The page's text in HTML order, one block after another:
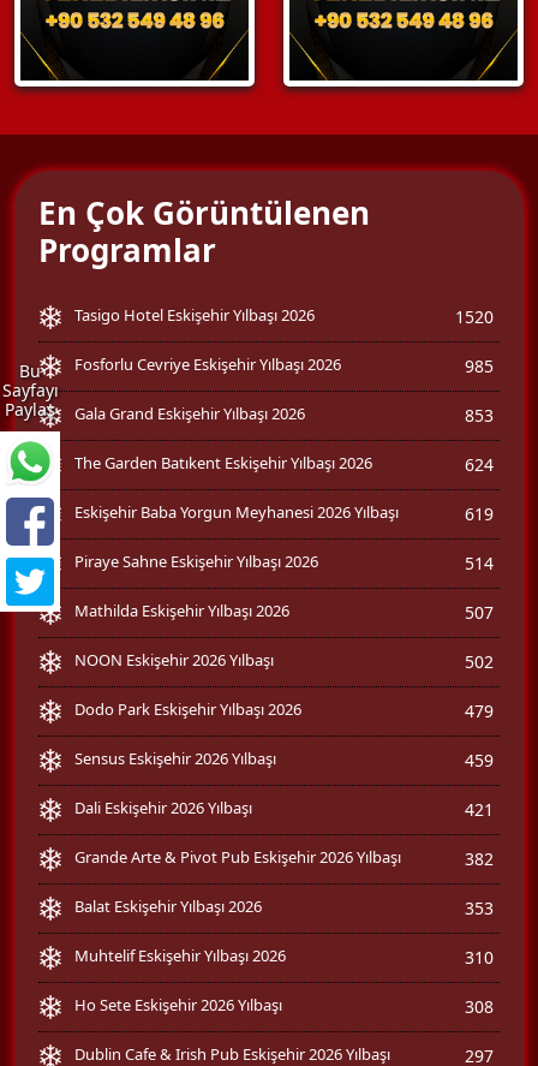
Bu
Sayfayı
Paylaş
En Çok Görüntülenen
Programlar
Tasigo Hotel Eskişehir Yılbaşı 2026 1520
Fosforlu Cevriye Eskişehir Yılbaşı 2026 985
Gala Grand Eskişehir Yılbaşı 2026 853
The Garden Batıkent Eskişehir Yılbaşı 2026 624
Eskişehir Baba Yorgun Meyhanesi 2026 Yılbaşı 619
Piraye Sahne Eskişehir Yılbaşı 2026 514
Mathilda Eskişehir Yılbaşı 2026 507
NOON Eskişehir 2026 Yılbaşı 502
Dodo Park Eskişehir Yılbaşı 2026 479
Sensus Eskişehir 2026 Yılbaşı 459
Dali Eskişehir 2026 Yılbaşı 421
Grande Arte & Pivot Pub Eskişehir 2026 Yılbaşı 382
Balat Eskişehir Yılbaşı 2026 353
Muhtelif Eskişehir Yılbaşı 2026 310
Ho Sete Eskişehir 2026 Yılbaşı 308
Dublin Cafe & Irish Pub Eskişehir 2026 Yılbaşı 297